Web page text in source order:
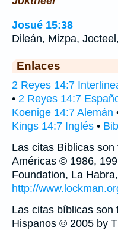
Josué 15:38
Dileán, Mizpa, Jocteel,
Enlaces
2 Reyes 14:7
• 2 Reyes 14:7
Koenige 14:7 Alemán
Kings 14:7 Inglés •
Las citas Bíblicas
Américas © 1986,
Foundation, La
http://
Las citas bíblicas son
Hispanos © 2005 by